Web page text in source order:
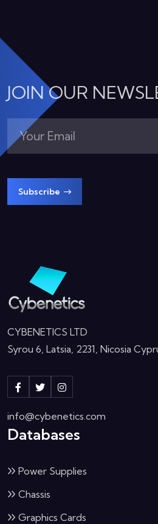
JOIN OUR
Subscribe
CYBENETICS LTD
Syrou 6, Latsia, 2231, Nicosia
info@cybenetics.com
Databases
Power Supplies
Chassis
Graphics Cards